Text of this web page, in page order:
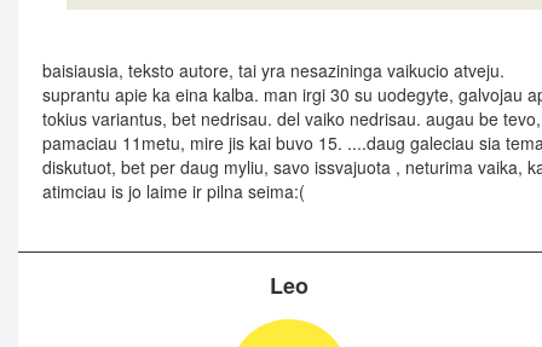
baisiausia, teksto autore, tai yra nesazininga vaikucio atveju.
suprantu apie ka eina kalba. man irgi 30 su uodegyte, galvojau
tokius variantus, bet nedrisau. del vaiko nedrisau. augau be
pamaciau 11metu, mire jis kai buvo 15. ....daug galeciau sia
diskutuot, bet per daug myliu, savo issvajuota , neturima vaika,
atimciau is jo laime ir pilna seima:(
Leo